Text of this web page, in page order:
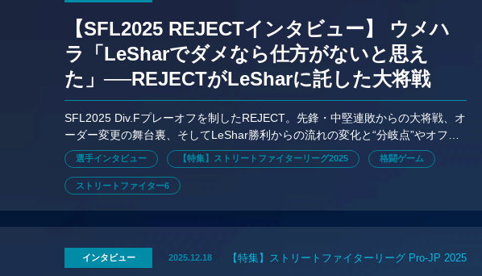
【SFL2025 REJECTインタビュー】 ウメハ
ラ「LeSharでダメなら仕方がないと思え
た」──REJECTがLeSharに託した大将戦
SFL2025 Div.Fプレーオフを制したREJECT。先鋒・中堅連敗からの大将戦、オ
ーダー変更の舞台裏、そしてLeShar勝利からの流れの変化と“分岐点”やオフラ
イン参戦の意義、CRとの決戦を見据えた覚悟を聞く。
選手インタビュー 【特集】ストリートファイターリーグ2025 格闘ゲーム
ストリートファイター6
インタビュー 2025.12.18 【特集】ストリートファイターリーグ Pro-JP 2025